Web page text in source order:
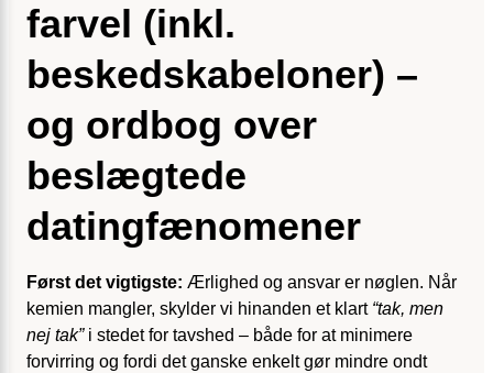
farvel (inkl.
beskedskabeloner) –
og ordbog over
beslægtede
datingfænomener
Først det vigtigste: Ærlighed og ansvar er nøglen. Når
kemien mangler, skylder vi hinanden et klart “tak, men
nej tak”i stedet for tavshed – både for at minimere
forvirring og fordi det ganske enkelt gør mindre ondt